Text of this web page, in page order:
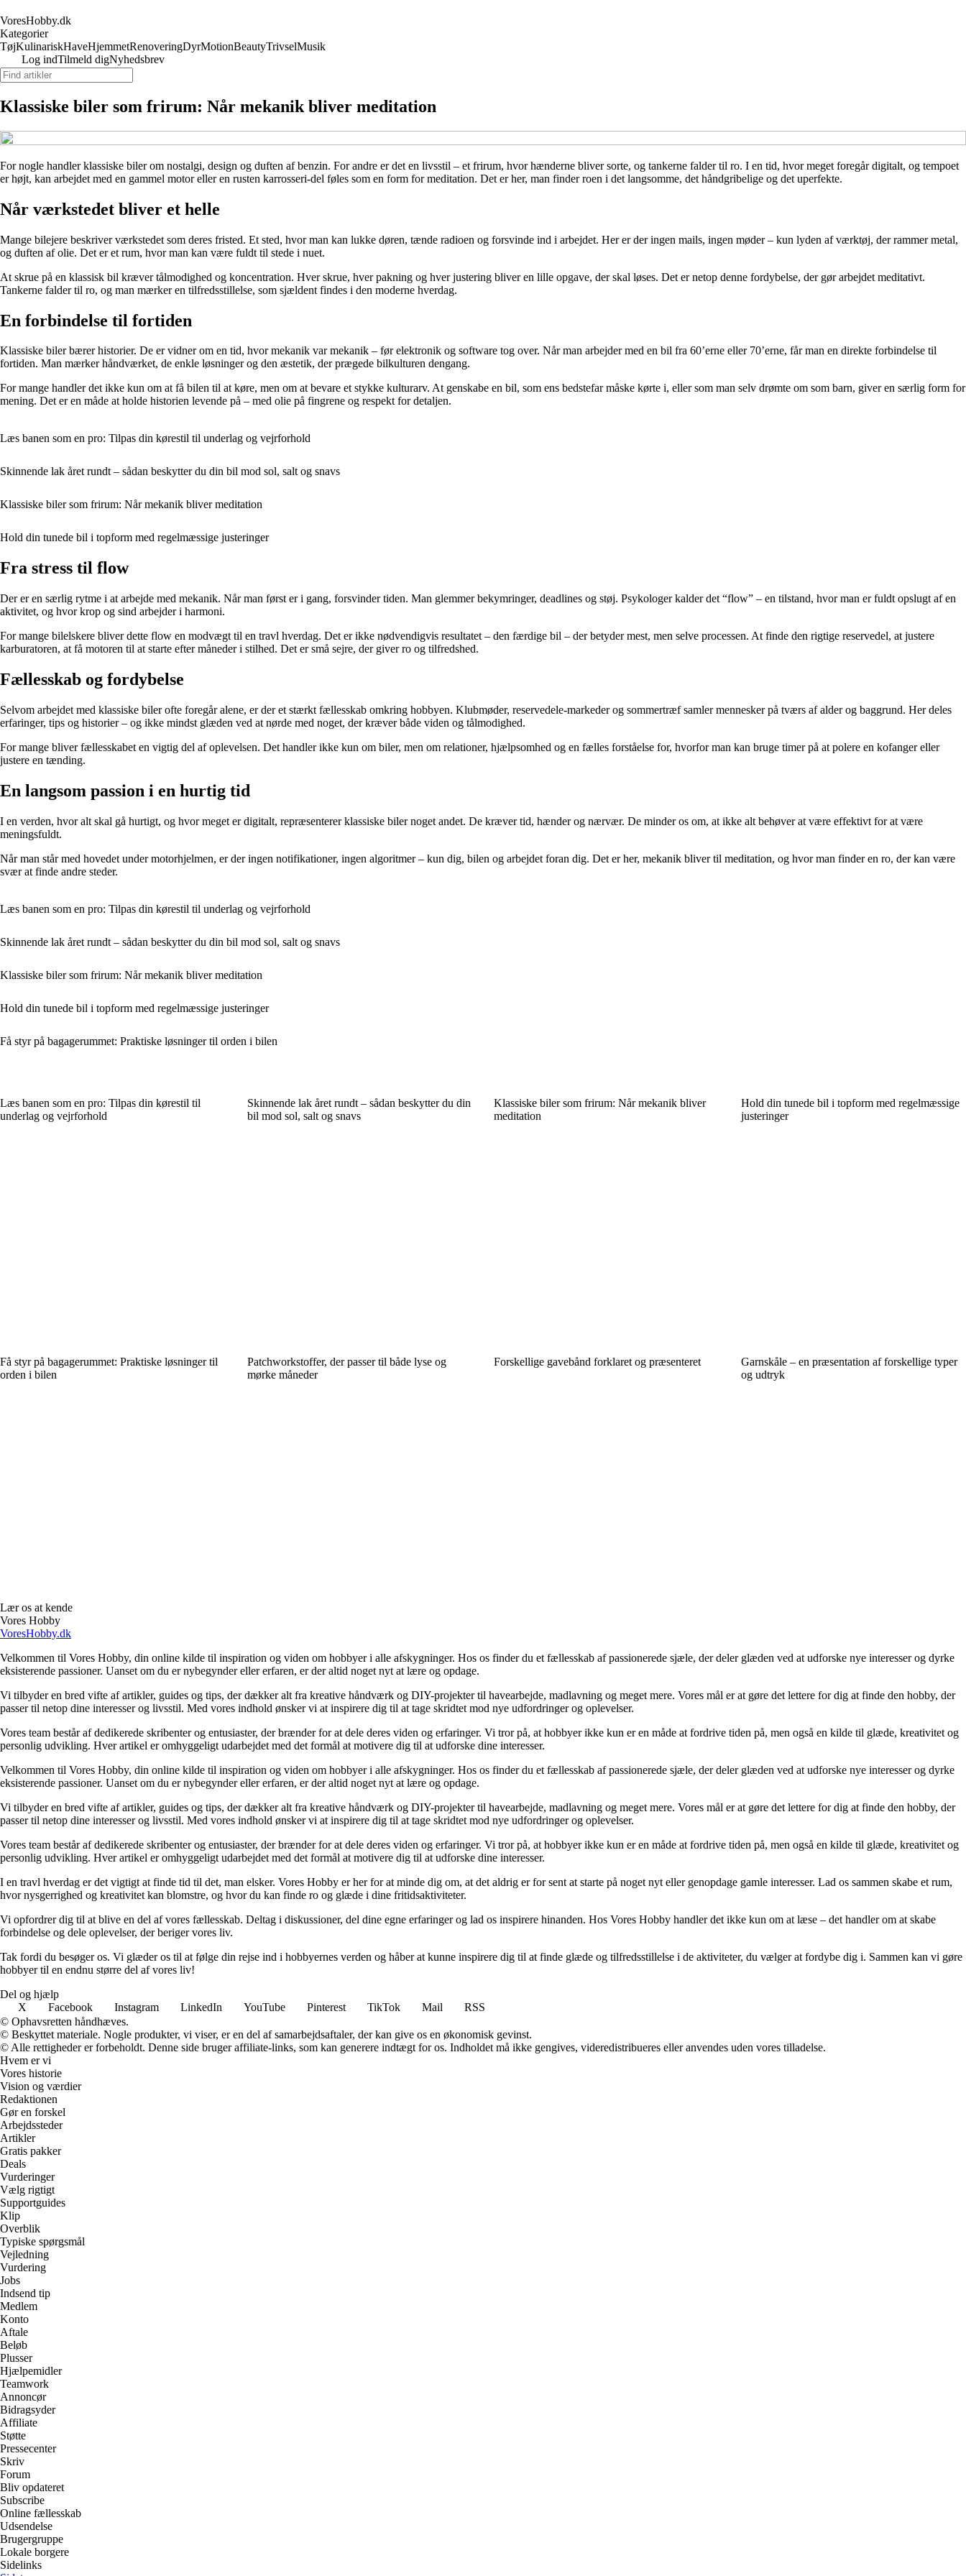
VoresHobby.dk
Kategorier
TøjKulinariskHaveHjemmetRenoveringDyrMotionBeautyTrivselMusik
Log indTilmeld digNyhedsbrev
Klassiske biler som frirum: Når mekanik bliver meditation
For nogle handler klassiske biler om nostalgi, design og duften af benzin. For andre er det en livsstil – et frirum, hvor hænderne bliver sorte, og tankerne falder til ro. I en tid, hvor meget foregår digitalt, og tempoet
er højt, kan arbejdet med en gammel motor eller en rusten karrosseri-del føles som en form for meditation. Det er her, man finder roen i det langsomme, det håndgribelige og det uperfekte.
Når værkstedet bliver et helle
Mange bilejere beskriver værkstedet som deres fristed. Et sted, hvor man kan lukke døren, tænde radioen og forsvinde ind i arbejdet. Her er der ingen mails, ingen møder – kun lyden af værktøj, der rammer metal,
og duften af olie. Det er et rum, hvor man kan være fuldt til stede i nuet.
At skrue på en klassisk bil kræver tålmodighed og koncentration. Hver skrue, hver pakning og hver justering bliver en lille opgave, der skal løses. Det er netop denne fordybelse, der gør arbejdet meditativt.
Tankerne falder til ro, og man mærker en tilfredsstillelse, som sjældent findes i den moderne hverdag.
En forbindelse til fortiden
Klassiske biler bærer historier. De er vidner om en tid, hvor mekanik var mekanik – før elektronik og software tog over. Når man arbejder med en bil fra 60’erne eller 70’erne, får man en direkte forbindelse til
fortiden. Man mærker håndværket, de enkle løsninger og den æstetik, der prægede bilkulturen dengang.
For mange handler det ikke kun om at få bilen til at køre, men om at bevare et stykke kulturarv. At genskabe en bil, som ens bedstefar måske kørte i, eller som man selv drømte om som barn, giver en særlig form for
mening. Det er en måde at holde historien levende på – med olie på fingrene og respekt for detaljen.
Læs banen som en pro: Tilpas din kørestil til underlag og vejrforhold
Skinnende lak året rundt – sådan beskytter du din bil mod sol, salt og snavs
Klassiske biler som frirum: Når mekanik bliver meditation
Hold din tunede bil i topform med regelmæssige justeringer
Fra stress til flow
Der er en særlig rytme i at arbejde med mekanik. Når man først er i gang, forsvinder tiden. Man glemmer bekymringer, deadlines og støj. Psykologer kalder det “flow” – en tilstand, hvor man er fuldt opslugt af en
aktivitet, og hvor krop og sind arbejder i harmoni.
For mange bilelskere bliver dette flow en modvægt til en travl hverdag. Det er ikke nødvendigvis resultatet – den færdige bil – der betyder mest, men selve processen. At finde den rigtige reservedel, at justere
karburatoren, at få motoren til at starte efter måneder i stilhed. Det er små sejre, der giver ro og tilfredshed.
Fællesskab og fordybelse
Selvom arbejdet med klassiske biler ofte foregår alene, er der et stærkt fællesskab omkring hobbyen. Klubmøder, reservedele-markeder og sommertræf samler mennesker på tværs af alder og baggrund. Her deles
erfaringer, tips og historier – og ikke mindst glæden ved at nørde med noget, der kræver både viden og tålmodighed.
For mange bliver fællesskabet en vigtig del af oplevelsen. Det handler ikke kun om biler, men om relationer, hjælpsomhed og en fælles forståelse for, hvorfor man kan bruge timer på at polere en kofanger eller
justere en tænding.
En langsom passion i en hurtig tid
I en verden, hvor alt skal gå hurtigt, og hvor meget er digitalt, repræsenterer klassiske biler noget andet. De kræver tid, hænder og nærvær. De minder os om, at ikke alt behøver at være effektivt for at være
meningsfuldt.
Når man står med hovedet under motorhjelmen, er der ingen notifikationer, ingen algoritmer – kun dig, bilen og arbejdet foran dig. Det er her, mekanik bliver til meditation, og hvor man finder en ro, der kan være
svær at finde andre steder.
Læs banen som en pro: Tilpas din kørestil til underlag og vejrforhold
Skinnende lak året rundt – sådan beskytter du din bil mod sol, salt og snavs
Klassiske biler som frirum: Når mekanik bliver meditation
Hold din tunede bil i topform med regelmæssige justeringer
Få styr på bagagerummet: Praktiske løsninger til orden i bilen
Læs banen som en pro: Tilpas din kørestil til
underlag og vejrforhold
Skinnende lak året rundt – sådan beskytter du din
bil mod sol, salt og snavs
Klassiske biler som frirum: Når mekanik bliver
meditation
Hold din tunede bil i topform med regelmæssige
justeringer
Få styr på bagagerummet: Praktiske løsninger til
orden i bilen
Patchworkstoffer, der passer til både lyse og
mørke måneder
Forskellige gavebånd forklaret og præsenteret
Garnskåle – en præsentation af forskellige typer
og udtryk
Lær os at kende
Vores Hobby
VoresHobby.dk
Velkommen til Vores Hobby, din online kilde til inspiration og viden om hobbyer i alle afskygninger. Hos os finder du et fællesskab af passionerede sjæle, der deler glæden ved at udforske nye interesser og dyrke
eksisterende passioner. Uanset om du er nybegynder eller erfaren, er der altid noget nyt at lære og opdage.
Vi tilbyder en bred vifte af artikler, guides og tips, der dækker alt fra kreative håndværk og DIY-projekter til havearbejde, madlavning og meget mere. Vores mål er at gøre det lettere for dig at finde den hobby, der
passer til netop dine interesser og livsstil. Med vores indhold ønsker vi at inspirere dig til at tage skridtet mod nye udfordringer og oplevelser.
Vores team består af dedikerede skribenter og entusiaster, der brænder for at dele deres viden og erfaringer. Vi tror på, at hobbyer ikke kun er en måde at fordrive tiden på, men også en kilde til glæde, kreativitet og
personlig udvikling. Hver artikel er omhyggeligt udarbejdet med det formål at motivere dig til at udforske dine interesser.
Velkommen til Vores Hobby, din online kilde til inspiration og viden om hobbyer i alle afskygninger. Hos os finder du et fællesskab af passionerede sjæle, der deler glæden ved at udforske nye interesser og dyrke
eksisterende passioner. Uanset om du er nybegynder eller erfaren, er der altid noget nyt at lære og opdage.
Vi tilbyder en bred vifte af artikler, guides og tips, der dækker alt fra kreative håndværk og DIY-projekter til havearbejde, madlavning og meget mere. Vores mål er at gøre det lettere for dig at finde den hobby, der
passer til netop dine interesser og livsstil. Med vores indhold ønsker vi at inspirere dig til at tage skridtet mod nye udfordringer og oplevelser.
Vores team består af dedikerede skribenter og entusiaster, der brænder for at dele deres viden og erfaringer. Vi tror på, at hobbyer ikke kun er en måde at fordrive tiden på, men også en kilde til glæde, kreativitet og
personlig udvikling. Hver artikel er omhyggeligt udarbejdet med det formål at motivere dig til at udforske dine interesser.
I en travl hverdag er det vigtigt at finde tid til det, man elsker. Vores Hobby er her for at minde dig om, at det aldrig er for sent at starte på noget nyt eller genopdage gamle interesser. Lad os sammen skabe et rum,
hvor nysgerrighed og kreativitet kan blomstre, og hvor du kan finde ro og glæde i dine fritidsaktiviteter.
Vi opfordrer dig til at blive en del af vores fællesskab. Deltag i diskussioner, del dine egne erfaringer og lad os inspirere hinanden. Hos Vores Hobby handler det ikke kun om at læse – det handler om at skabe
forbindelse og dele oplevelser, der beriger vores liv.
Tak fordi du besøger os. Vi glæder os til at følge din rejse ind i hobbyernes verden og håber at kunne inspirere dig til at finde glæde og tilfredsstillelse i de aktiviteter, du vælger at fordybe dig i. Sammen kan vi gøre
hobbyer til en endnu større del af vores liv!
Del og hjælp
X
Facebook Instagram LinkedIn YouTube Pinterest TikTok Mail
RSS
© Ophavsretten håndhæves.
© Beskyttet materiale. Nogle produkter, vi viser, er en del af samarbejdsaftaler, der kan give os en økonomisk gevinst.
© Alle rettigheder er forbeholdt. Denne side bruger affiliate-links, som kan generere indtægt for os. Indholdet må ikke gengives, videredistribueres eller anvendes uden vores tilladelse.
Hvem er vi
Vores historie
Vision og værdier
Redaktionen
Gør en forskel
Arbejdssteder
Artikler
Gratis pakker
Deals
Vurderinger
Vælg rigtigt
Supportguides
Klip
Overblik
Typiske spørgsmål
Vejledning
Vurdering
Jobs
Indsend tip
Medlem
Konto
Aftale
Beløb
Plusser
Hjælpemidler
Teamwork
Annoncør
Bidragsyder
Affiliate
Støtte
Pressecenter
Skriv
Forum
Bliv opdateret
Subscribe
Online fællesskab
Udsendelse
Brugergruppe
Lokale borgere
Sidelinks